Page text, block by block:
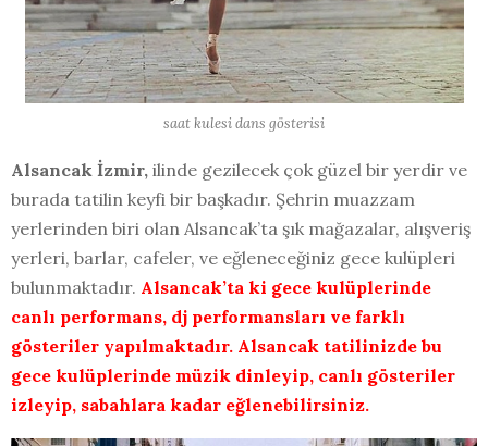
saat kulesi dans gösterisi
Alsancak İzmir, ilinde gezilecek çok güzel bir yerdir ve
burada tatilin keyfi bir başkadır. Şehrin muazzam
yerlerinden biri olan Alsancak’ta şık mağazalar, alışveriş
yerleri, barlar, cafeler, ve eğleneceğiniz gece kulüpleri
bulunmaktadır. Alsancak’ta ki gece kulüplerinde
canlı performans, dj performansları ve farklı
gösteriler yapılmaktadır. Alsancak tatilinizde bu
gece kulüplerinde müzik dinleyip, canlı gösteriler
izleyip, sabahlara kadar eğlenebilirsiniz.